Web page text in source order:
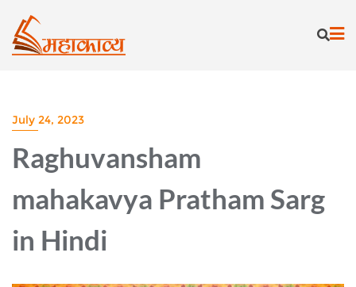
content
July 24, 2023
Raghuvansham
mahakavya Pratham Sarg
in Hindi